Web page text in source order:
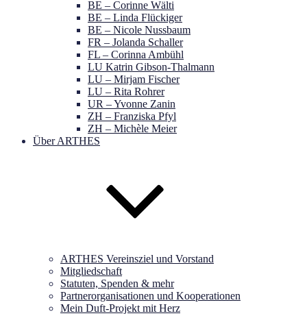
BE – Corinne Wälti
BE – Linda Flückiger
BE – Nicole Nussbaum
FR – Jolanda Schaller
FL – Corinna Ambühl
LU Katrin Gibson-Thalmann
LU – Mirjam Fischer
LU – Rita Rohrer
UR – Yvonne Zanin
ZH – Franziska Pfyl
ZH – Michèle Meier
Über ARTHES
ARTHES Vereinsziel und Vorstand
Mitgliedschaft
Statuten, Spenden & mehr
Partnerorganisationen und Kooperationen
Mein Duft-Projekt mit Herz